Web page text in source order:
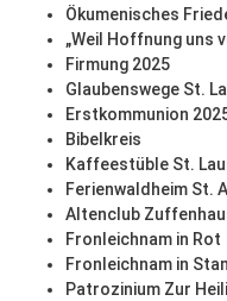
Ökumenisches
„Weil Hoffnung uns
Firmung 2025
Glaubenswege St.
Erstkommunion
Bibelkreis
Kaffeestüble St.
Ferienwaldheim St.
Altenclub
Fronleichnam in Rot
Fronleichnam in
Patrozinium Zur